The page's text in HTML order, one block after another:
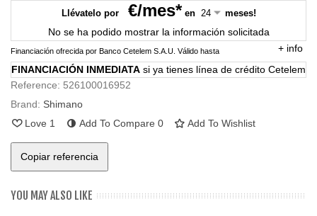
Llévatelo por €/mes*en meses!
No se ha podido mostrar la información solicitada
Financiación ofrecida por Banco Cetelem S.A.U. Válido hasta + info
FINANCIACIÓN INMEDIATA si ya tienes línea de crédito Cetelem
Reference: 526100016952
Brand: Shimano
Love 1 Add To Compare 0 Add To Wishlist
Copiar referencia
YOU MAY ALSO LIKE